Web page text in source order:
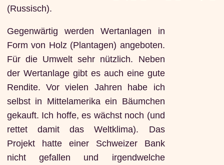
(Russisch).
Gegenwärtig werden Wertanlagen in
Form von Holz (Plantagen) angeboten.
Für die Umwelt sehr nützlich. Neben
der Wertanlage gibt es auch eine gute
Rendite. Vor vielen Jahren habe ich
selbst in Mittelamerika ein Bäumchen
gekauft. Ich hoffe, es wächst noch (und
rettet damit das Weltklima). Das
Projekt hatte einer Schweizer Bank
nicht gefallen und irgendwelche